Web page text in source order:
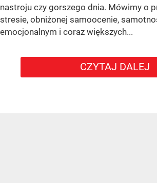
nastroju czy gorszego dnia. Mówimy o
stresie, obniżonej samoocenie,
emocjonalnym i coraz większych...
CZYTAJ DALEJ